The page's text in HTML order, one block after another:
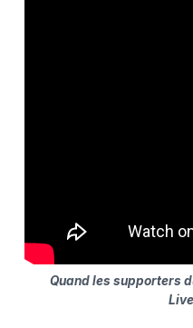
Quand les supporters